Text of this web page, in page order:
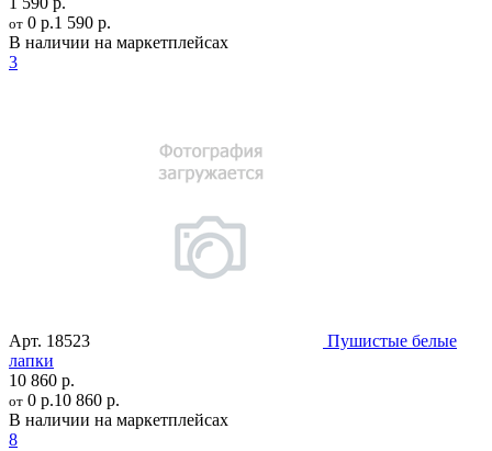
от 0 р.1 590 р.
В наличии на маркетплейсах
3
Арт. 18523
Пушистые белые
лапки
10 860 р.
от 0 р.10 860 р.
В наличии на маркетплейсах
8